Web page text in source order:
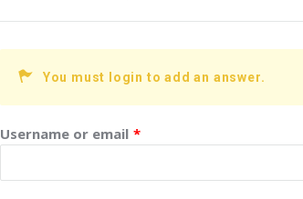
You must login to add an answer.
Username or email *